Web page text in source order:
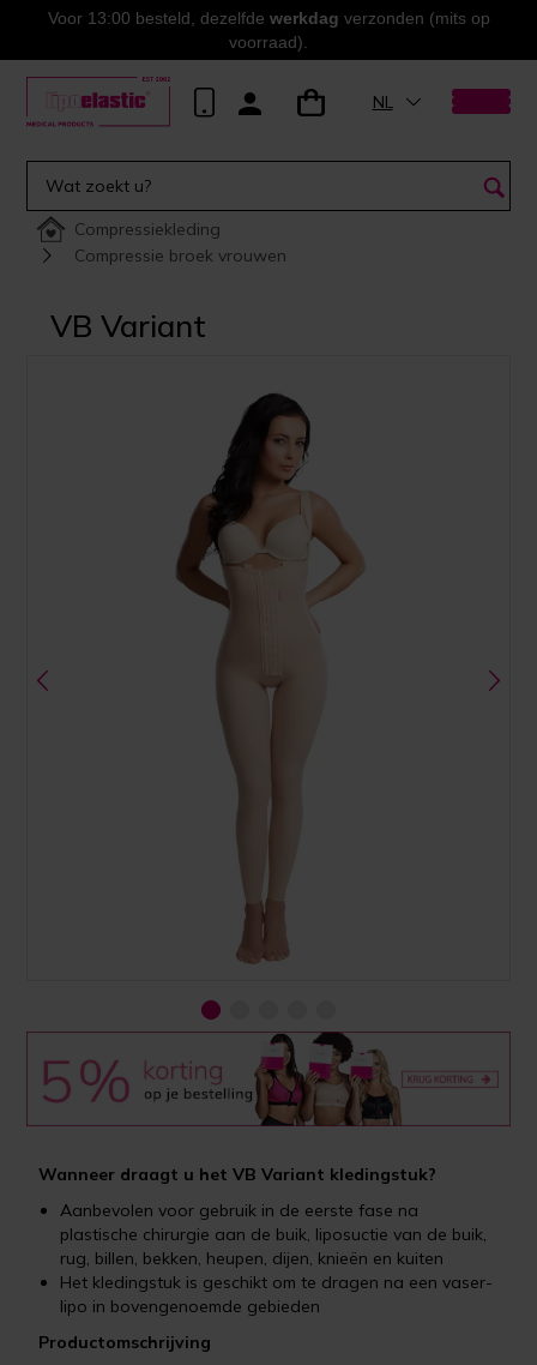
Voor 13:00 besteld, dezelfde werkdag verzonden (mits op
voorraad).
NL
Compressiekleding
Compressie broek vrouwen
VB Variant
Wanneer draagt u het VB Variant kledingstuk?
Aanbevolen voor gebruik in de eerste fase na
plastische chirurgie aan de buik, liposuctie van de buik,
rug, billen, bekken, heupen, dijen, knieën en kuiten
Het kledingstuk is geschikt om te dragen na een vaser-
lipo in bovengenoemde gebieden
Productomschrijving